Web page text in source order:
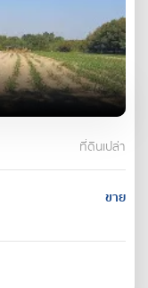
ที่ดินเปล่า
ขาย